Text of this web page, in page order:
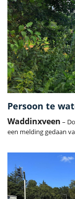
Persoon te
Waddinxveen –
een melding gedaan